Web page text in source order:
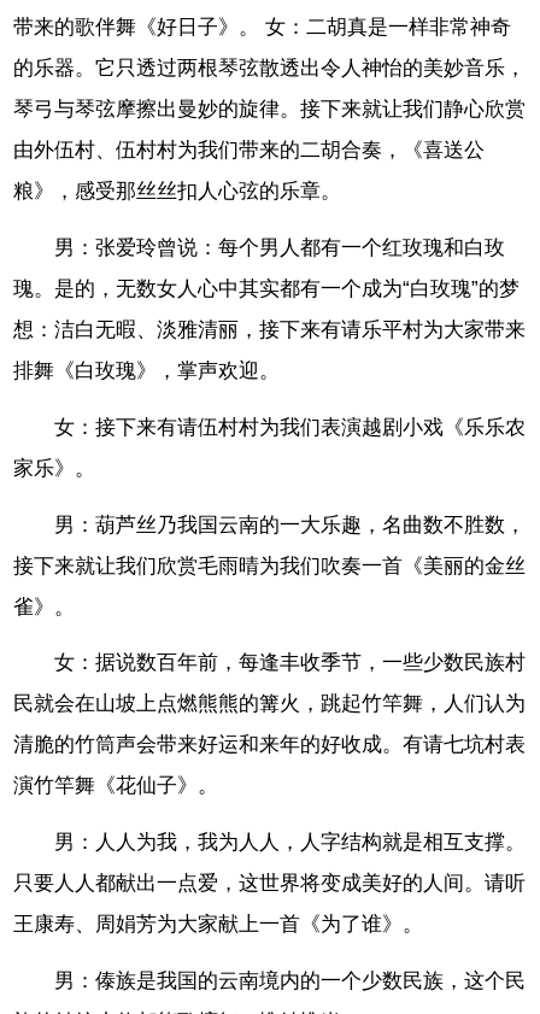
带来的歌伴舞《好日子》。 女：二胡真是一样非常神奇
的乐器。它只透过两根琴弦散透出令人神怡的美妙音乐，
琴弓与琴弦摩擦出曼妙的旋律。接下来就让我们静心欣赏
由外伍村、伍村村为我们带来的二胡合奏，《喜送公
粮》，感受那丝丝扣人心弦的乐章。
男：张爱玲曾说：每个男人都有一个红玫瑰和白玫
瑰。是的，无数女人心中其实都有一个成为“白玫瑰”的梦
想：洁白无暇、淡雅清丽，接下来有请乐平村为大家带来
排舞《白玫瑰》，掌声欢迎。
女：接下来有请伍村村为我们表演越剧小戏《乐乐农
家乐》。
男：葫芦丝乃我国云南的一大乐趣，名曲数不胜数，
接下来就让我们欣赏毛雨晴为我们吹奏一首《美丽的金丝
雀》。
女：据说数百年前，每逢丰收季节，一些少数民族村
民就会在山坡上点燃熊熊的篝火，跳起竹竿舞，人们认为
清脆的竹筒声会带来好运和来年的好收成。有请七坑村表
演竹竿舞《花仙子》。
男：人人为我，我为人人，人字结构就是相互支撑。
只要人人都献出一点爱，这世界将变成美好的人间。请听
王康寿、周娟芳为大家献上一首《为了谁》。
男：傣族是我国的云南境内的一个少数民族，这个民